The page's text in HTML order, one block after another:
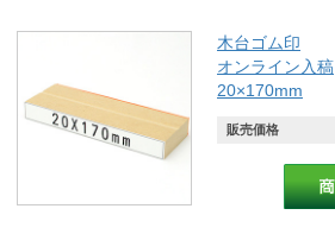
木台ゴム印
オンライン入稿
20×170mm
販売価格